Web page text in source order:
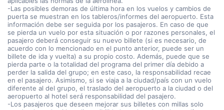
-Las posibles demoras de última hora en los vuelos y cambios de
puerta se muestran en los tableros/informes del aeropuerto. Esta
información debe ser seguida por los pasajeros. En caso de que
se pierda un vuelo por esta situación o por razones personales, el
pasajero deberá conseguir su nuevo billete (si es necesario, de
acuerdo con lo mencionado en el punto anterior, puede ser un
billete de ida y vuelta) a su propio costo. Además, puede que se
pierda parte o la totalidad del programa del primer día debido a
perder la salida del grupo; en este caso, la responsabilidad recae
en el pasajero. Asimismo, si se viaja a la ciudad/país con un vuelo
diferente al del grupo, el traslado del aeropuerto a la ciudad o del
aeropuerto al hotel será responsabilidad del pasajero.
-Los pasajeros que deseen mejorar sus billetes con millas solo